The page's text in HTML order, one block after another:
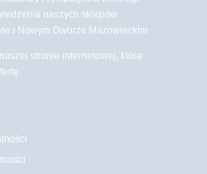
naszych sklepów
i Nowym Dworze Mazowieckim
stronie internetowej, która